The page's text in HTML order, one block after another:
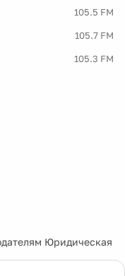
105.5 FM
105.7 FM
105.3 FM
Юридическая